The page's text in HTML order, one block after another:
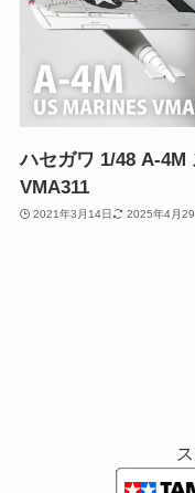
ハセガワ 1/48 A-4M
VMA311
2021年3月14日 2025年4月29